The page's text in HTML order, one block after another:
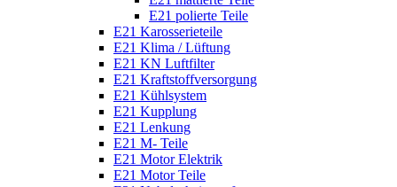
E21 polierte Teile
E21 Karosserieteile
E21 Klima / Lüftung
E21 KN Luftfilter
E21 Kraftstoffversorgung
E21 Kühlsystem
E21 Kupplung
E21 Lenkung
E21 M- Teile
E21 Motor Elektrik
E21 Motor Teile